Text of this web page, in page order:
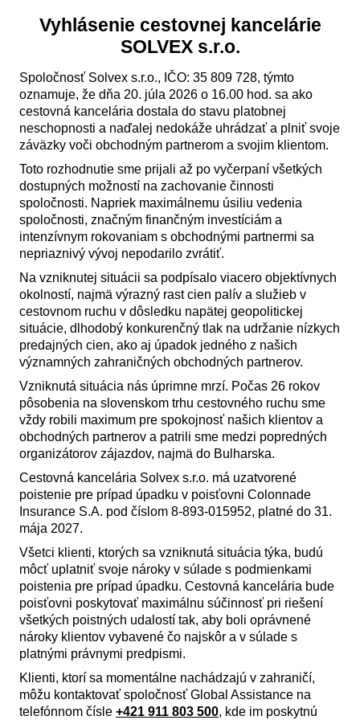
Vyhlásenie cestovnej kancelárie
SOLVEX s.r.o.
Spoločnosť Solvex s.r.o., IČO: 35 809 728, týmto
oznamuje, že dňa 20. júla 2026 o 16.00 hod. sa ako
cestovná kancelária dostala do stavu platobnej
neschopnosti a naďalej nedokáže uhrádzať a plniť svoje
záväzky voči obchodným partnerom a svojim klientom.
Toto rozhodnutie sme prijali až po vyčerpaní všetkých
dostupných možností na zachovanie činnosti
spoločnosti. Napriek maximálnemu úsiliu vedenia
spoločnosti, značným finančným investíciám a
intenzívnym rokovaniam s obchodnými partnermi sa
nepriaznivý vývoj nepodarilo zvrátiť.
Na vzniknutej situácii sa podpísalo viacero objektívnych
okolností, najmä výrazný rast cien palív a služieb v
cestovnom ruchu v dôsledku napätej geopolitickej
situácie, dlhodobý konkurenčný tlak na udržanie nízkych
predajných cien, ako aj úpadok jedného z našich
významných zahraničných obchodných partnerov.
Vzniknutá situácia nás úprimne mrzí. Počas 26 rokov
pôsobenia na slovenskom trhu cestovného ruchu sme
vždy robili maximum pre spokojnosť našich klientov a
obchodných partnerov a patrili sme medzi popredných
organizátorov zájazdov, najmä do Bulharska.
Cestovná kancelária Solvex s.r.o. má uzatvorené
poistenie pre prípad úpadku v poisťovni Colonnade
Insurance S.A. pod číslom 8-893-015952, platné do 31.
mája 2027.
Všetci klienti, ktorých sa vzniknutá situácia týka, budú
môcť uplatniť svoje nároky v súlade s podmienkami
poistenia pre prípad úpadku. Cestovná kancelária bude
poisťovni poskytovať maximálnu súčinnosť pri riešení
všetkých poistných udalostí tak, aby boli oprávnené
nároky klientov vybavené čo najskôr a v súlade s
platnými právnymi predpismi.
Klienti, ktorí sa momentálne nachádzajú v zahraničí,
môžu kontaktovať spoločnosť Global Assistance na
telefónnom čísle +421 911 803 500, kde im poskytnú